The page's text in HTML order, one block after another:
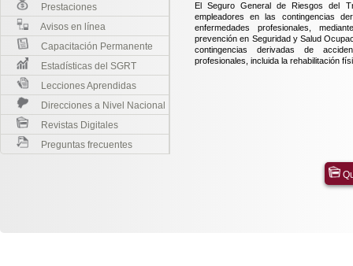
Prestaciones
Avisos en línea
Capacitación Permanente
Estadísticas del SGRT
Lecciones Aprendidas
Direcciones a Nivel Nacional
Revistas Digitales
Preguntas frecuentes
El Seguro General de Riesgos del
empleadores en las contingencias
enfermedades profesionales,
prevención en Seguridad y Salud
contingencias derivadas de
profesionales, incluida la rehabilitación